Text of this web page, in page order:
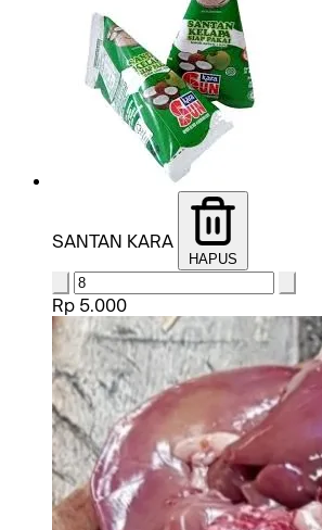
SANTAN KARA
HAPUS
Rp 5.000